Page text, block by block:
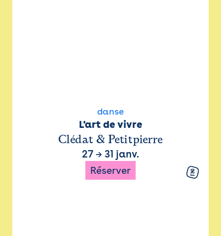
danse
L'art de vivre
Clédat & Petitpierre
27 → 31 janv.
Réserver